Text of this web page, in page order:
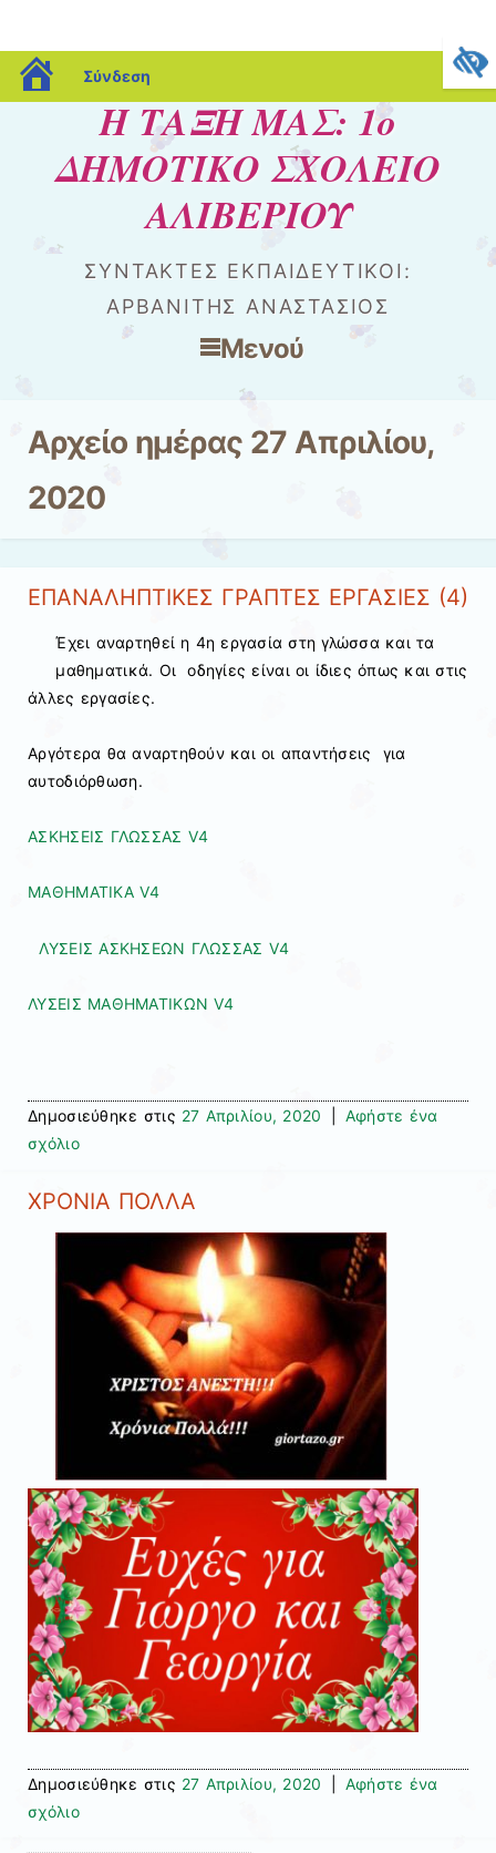
blogs.sch.gr
Σύνδεση
Η ΤΑΞΗ ΜΑΣ: 1ο
ΔΗΜΟΤΙΚΟ ΣΧΟΛΕΙΟ
ΑΛΙΒΕΡΙΟΥ
ΣΥΝΤΑΚΤΕΣ ΕΚΠΑΙΔΕΥΤΙΚΟΙ:
ΑΡΒΑΝΙΤΗΣ ΑΝΑΣΤΑΣΙΟΣ
Μενού
Αρχείο ημέρας 27 Απριλίου,
2020
ΕΠΑΝΑΛΗΠΤΙΚΕΣ ΓΡΑΠΤΕΣ ΕΡΓΑΣΙΕΣ (4)
Έχει αναρτηθεί η 4η εργασία στη γλώσσα και τα
μαθηματικά. Οι οδηγίες είναι οι ίδιες όπως και στις
άλλες εργασίες.
Αργότερα θα αναρτηθούν και οι απαντήσεις για
αυτοδιόρθωση.
ΑΣKΗΣΕΙΣ ΓΛΩΣΣΑΣ V4
ΜΑΘΗΜΑΤΙΚΑ V4
ΛΥΣΕΙΣ ΑΣΚΗΣΕΩΝ ΓΛΩΣΣΑΣ V4
ΛΥΣΕΙΣ ΜΑΘΗΜΑΤΙΚΩΝ V4
Δημοσιεύθηκε στις 27 Απριλίου, 2020
Αφήστε ένα
σχόλιο
ΧΡΟΝΙΑ ΠΟΛΛΑ
Δημοσιεύθηκε στις 27 Απριλίου, 2020
Αφήστε ένα
σχόλιο